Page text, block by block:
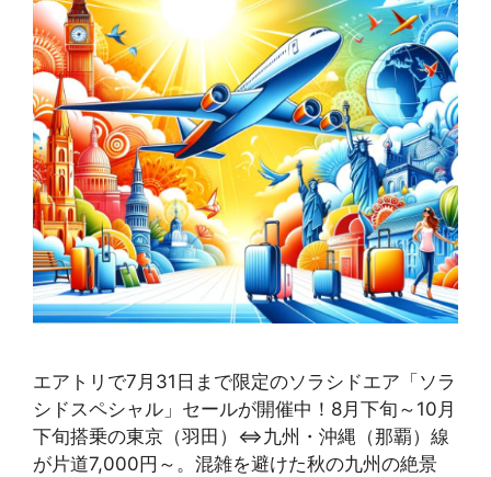
エアトリで7月31日まで限定のソラシドエア「ソラ
シドスペシャル」セールが開催中！8月下旬～10月
下旬搭乗の東京（羽田）⇔九州・沖縄（那覇）線
が片道7,000円～。混雑を避けた秋の九州の絶景